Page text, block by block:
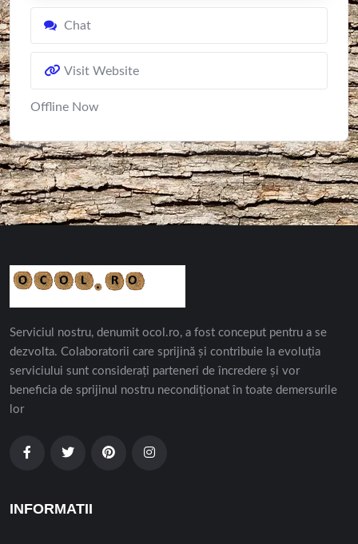
Chat
Visit Website
Offline Now
Serviciul nostru, denumit ocol.ro, a fost conceput pentru a se
dezvolta. Colaboratorii care sprijină și contribuie la evoluția
serviciului sunt considerați parteneri de încredere și vor
beneficia de sprijinul nostru necondiționat în toate demersurile
lor
INFORMATII